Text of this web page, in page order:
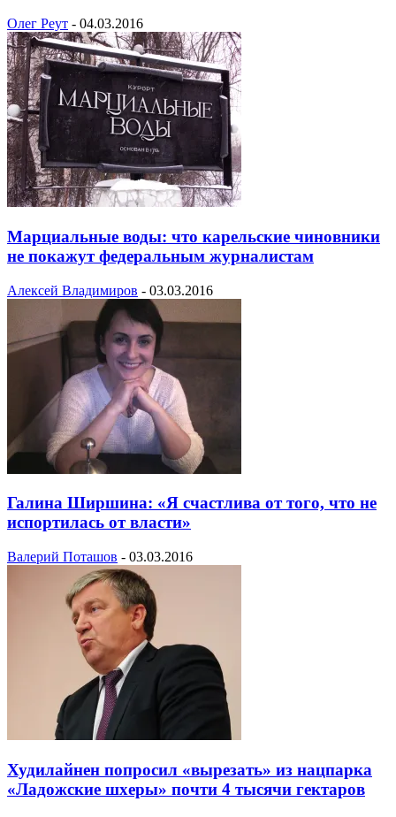
Олег Реут - 04.03.2016
Марциальные воды: что карельские чиновники
не покажут федеральным журналистам
Алексей Владимиров - 03.03.2016
Галина Ширшина: «Я счастлива от того, что не
испортилась от власти»
Валерий Поташов - 03.03.2016
Худилайнен попросил «вырезать» из нацпарка
«Ладожские шхеры» почти 4 тысячи гектаров